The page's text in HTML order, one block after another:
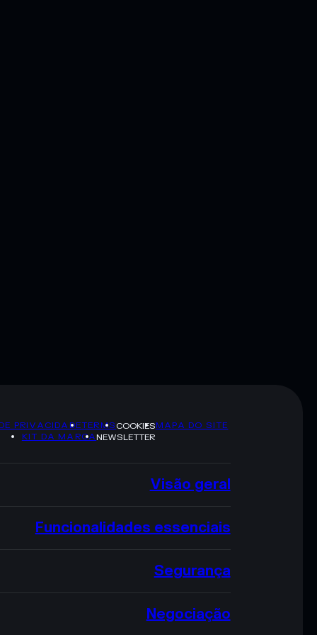
PRIVACIDADETERMSCOOKIESMAPA DO SITE
KIT DA MARCANEWSLETTER
Visão geral
Funcionalidades essenciais
Segurança
Negociação